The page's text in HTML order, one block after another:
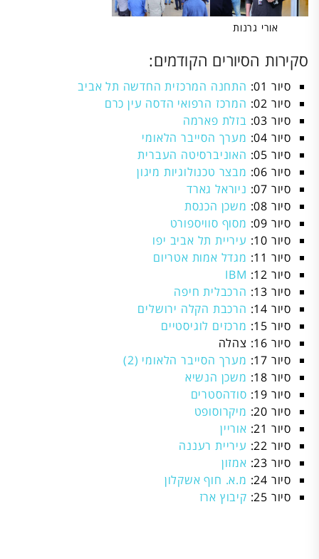
אורי גרנות
סקירות הסיורים הקודמים:
סיור 01:
התחנה המרכזית החדשה תל אביב
סיור 02:
המרכז הרפואי הדסה עין כרם
סיור 03:
בזלת פארמה
סיור 04:
מערך הסייבר הלאומי
סיור 05:
האוניברסיטה העברית
סיור 06:
מבצר טכנולוגיות מיגון
סיור 07:
ניוראל גארד
סיור 08:
משכן הכנסת
סיור 09:
מסוף סוויספורט
סיור 10:
עיריית תל אביב יפו
סיור 11:
מגדל אמות אטריום
סיור 12:
IBM
סיור 13:
הרכבלית חיפה
סיור 14:
הרכבת הקלה ירושלים
סיור 15:
מרכזים לוגיסטיים
סיור 16: צהלה
סיור 17:
מערך הסייבר הלאומי (2)
סיור 18:
משכן הנשיא
סיור 19:
סודהסטרים
סיור 20:
מיקרוסופט
סיור 21:
אוריין
סיור 22:
עיריית רעננה
סיור 23:
אמזון
סיור 24:
מ.א. חוף אשקלון
סיור 25:
קיבוץ ארז